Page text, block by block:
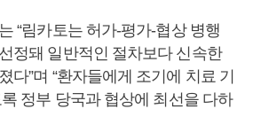
“림카토는 허가-평가-협상 병행
정돼 일반적인 절차보다 신속한
다”며 “환자들에게 조기에 치료 기
정부 당국과 협상에 최선을 다하